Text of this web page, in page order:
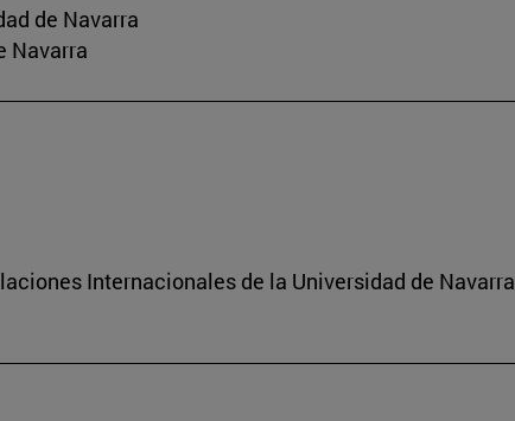
de Navarra
Navarra
Internacionales de la Universidad de Navarra